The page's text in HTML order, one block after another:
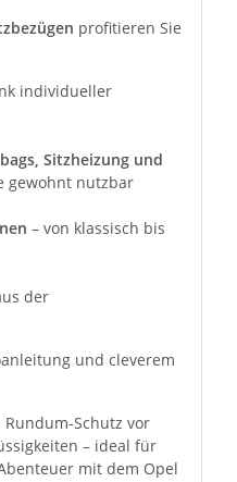
profitieren Sie
individueller
Sitzheizung und
gewohnt nutzbar
– von klassisch bis
der
und cleverem
Schutz vor
– ideal für
mit dem Opel